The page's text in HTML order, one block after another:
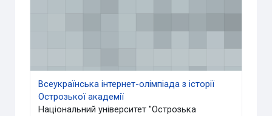
Всеукраїнська інтернет-олімпіада з історії
Острозької академії
Національний університет "Острозька